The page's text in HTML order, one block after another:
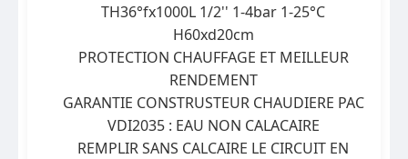
TH36°fx1000L 1/2'' 1-4bar 1-25°C
H60xd20cm
PROTECTION CHAUFFAGE ET MEILLEUR
RENDEMENT
GARANTIE CONSTRUSTEUR CHAUDIERE PAC
VDI2035 : EAU NON CALACAIRE
REMPLIR SANS CALCAIRE LE CIRCUIT EN